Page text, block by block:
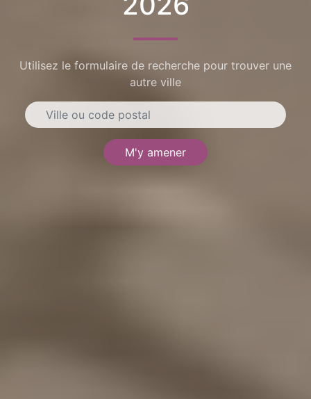
Utilisez le formulaire de recherche pour trouver une
autre ville
M'y amener